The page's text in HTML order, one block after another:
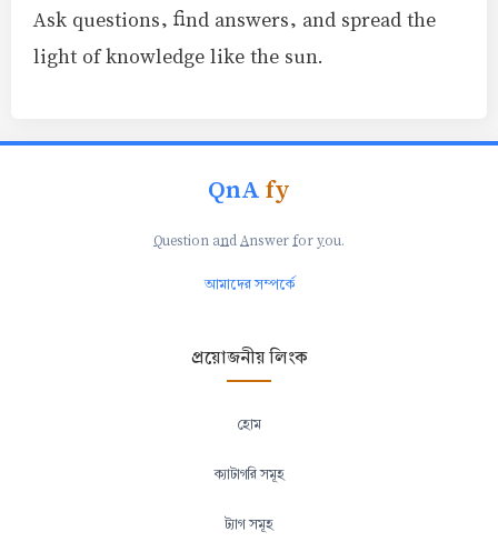
Ask questions, find answers, and spread the
light of knowledge like the sun.
QnAfy
Question andAnswer foryou.
আমাদের সম্পর্কে
প্রয়োজনীয় লিংক
হোম
ক্যাটাগরি সমূহ
ট্যাগ সমূহ